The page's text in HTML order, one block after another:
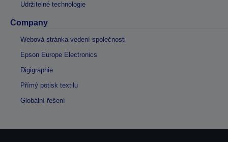
Udržitelné technologie
Company
Webová stránka vedení společnosti
Epson Europe Electronics
Digigraphie
Přímý potisk textilu
Globální řešení